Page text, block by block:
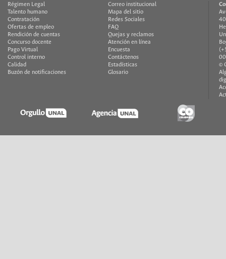
Régimen Legal
Talento humano
Contratación
Ofertas de empleo
Rendición de cuentas
Concurso docente
Pago Virtual
Control interno
Calidad
Buzón de notificaciones
Correo institucional
Mapa del sitio
Redes Sociales
FAQ
Quejas y reclamos
Atención en línea
Encuesta
Contáctenos
Estadísticas
Glosario
©